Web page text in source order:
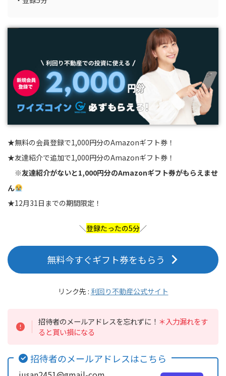
★無料の会員登録で1,000円分のAmazonギフト券！
★友達紹介で追加で1,000円分のAmazonギフト券！
※友達紹介がないと1,000円分のAmazonギフト券がもらえませ
ん
★12月31日までの期間限定！
＼登録たったの5分／
無料今すぐギフト券をもらう
リンク先 : 利回り不動産公式サイト
招待者のメールアドレスを忘れずに！ ＊入力漏れをす
ると貰い損になる
招待者のメールアドレスはこちら